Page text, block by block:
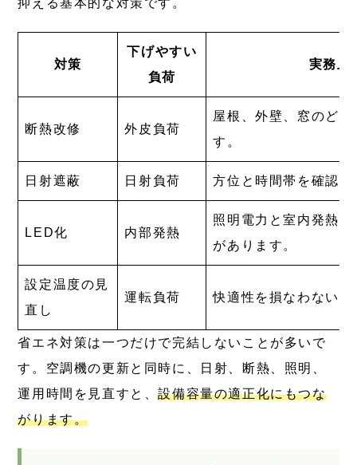
抑える基本的な対策です。
対策
下げやすい
負荷
実務上
断熱改修 外皮負荷
屋根、外壁、窓のど
す。
日射遮蔽 日射負荷 方位と時間帯を確認
LED化 内部発熱
照明電力と室内発熱
があります。
設定温度の見
直し
運転負荷 快適性を損なわない
省エネ対策は一つだけで完結しないことが多いで
す。空調機の更新と同時に、日射、断熱、照明、
運用時間を見直すと、設備容量の適正化にもつな
がります。